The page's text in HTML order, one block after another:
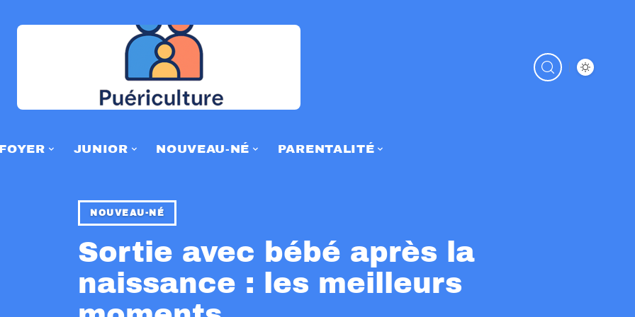
JUNIOR NOUVEAU-NÉ PARENTALITÉ
NOUVEAU-NÉ
Sortie avec bébé après la
naissance : les meilleurs